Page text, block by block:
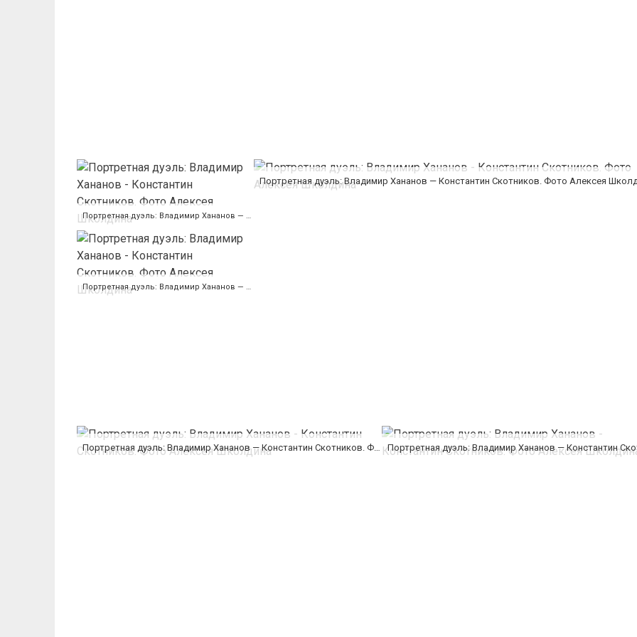
Портретная дуэль: Владимир Хананов — Константин Скотников. Фото Алексея Школдина
Портретная дуэль: Владимир Хананов — Константин Скотников. Фото Алексея Школдина
Портретная дуэль: Владимир Хананов — Константин Скотников. Фото Алексея Школдина